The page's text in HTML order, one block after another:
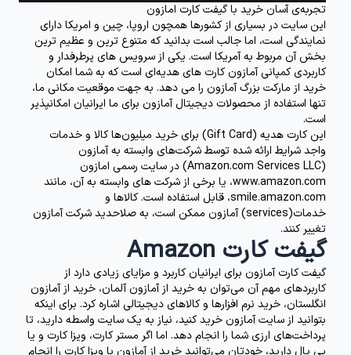
تجربه‌ی آسان خرید با گیفت کارت امازون
این سایت در بسیاری از کشورها همچون اروپا، چین و امریکا دارای
نمایندگی است، اما جالب است بدانید که متنوع ترین و عظیم ترین
بخش آن مربوط به آمریکا است. یکی از سرویس های پرطرفدار و
کاربردی کمپانی آمازون کارت های هدیه‌ای است که به شما امکان
خرید از مارکت بزرگ آمازون را می دهد. به جهت موقعیت مکانی ما،
تنها استفاده از محصولات دیجیتال آمازون برای ما ایرانیان امکانپذیر
است.
این کارت هدیه (Gift Card) برای خرید میلیون‌ها کالا و خدمات
واجد شرایط ارائه شده توسط شرکت‌های وابسته به آمازون
(
Amazon.com Services LLC) در سایت رسمی امازون
www.amazon.com، یا برخی از شرکت های وابسته به آن، مانند
smile.amazon.com، قابل استفاده است. کالاها و
خدمات(services) آمازون ممکن است، به صلاحدید شرکت آمازون
تغییر کنند.
گیفت کارت Amazon
گیفت کارت‌ آمازون برای ایرانیان کاربرد و مزایای زیادی دارد از
کاربردهای مهم آن می‌توان بهخريد از آمازون آلمان، خرید از آمازون
انگلستان، خرید نرم افزارها و کالاهای دیجیتالی اشاره کرد. برای اینکه
بتوانید از سایت آمازون خرید کنید، نیاز به یک سایت واسطه دارید، تا
پرداخت‌های ارزی شما را انجام دهد. اما اگر مستر کارت، ویزا کارت و یا
پی پال دارید، خودتان می‌توانیدخرید از آمازون با ویزا کارت را انجام